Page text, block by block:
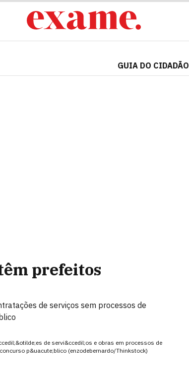
GUIA DO CIDADÃO
prefeitos
de serviços sem processos de
de servi&ccedil;os e obras em processos de
p&uacute;blico (enzodebernardo/Thinkstock)